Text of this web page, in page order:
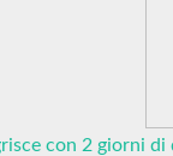
con 2 giorni di